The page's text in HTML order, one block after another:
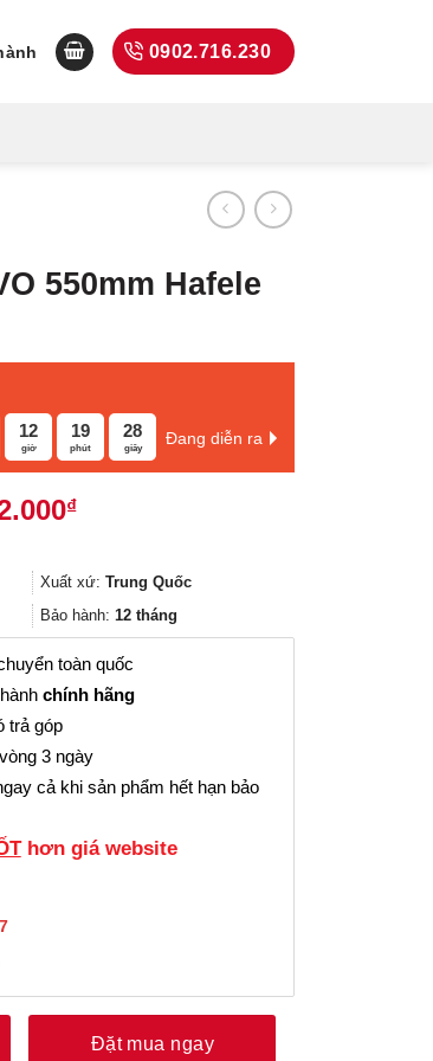
0902.716.230
550mm Hafele
12
giờ
19
phút
27
giây
Đang diễn ra
₫Giá
là:
242.000₫.
Xuất xứ: Trung Quốc
Bảo hành: 12 tháng
toàn quốc
chính hãng
trả góp
3 ngày
cả khi sản phẩm hết hạn bảo
hơn giá website
Đặt mua ngay